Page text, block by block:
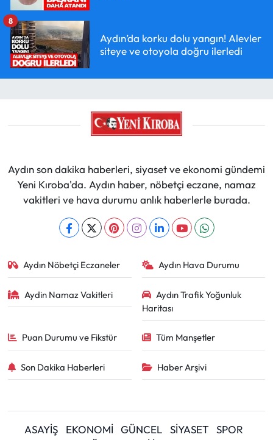
Aydın’da korku dolu yangın! Alevler
siteye ve otoyola doğru ilerledi
8
Aydın son dakika haberleri, siyaset ve ekonomi gündemi
Yeni Kıroba'da. Aydın haber, nöbetçi eczane, namaz
vakitleri ve hava durumu anlık haberlerle burada.
Aydın Nöbetçi Eczaneler Aydın Hava Durumu
Aydin Namaz Vakitleri
Aydın Trafik Yoğunluk
Haritası
Puan Durumu ve Fikstür Tüm Manşetler
Son Dakika Haberleri Haber Arşivi
ASAYİŞ EKONOMİ GÜNCEL SİYASET
SPOR